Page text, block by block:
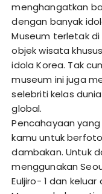
menghangatkan
dengan banyak
Museum terletak di
objek wisata
idola Korea. Tak
museum ini juga
selebriti kelas
global.
Pencahayaan
kamu untuk
dambakan. Untuk
menggunakan
Euljiro- 1 dan keluar